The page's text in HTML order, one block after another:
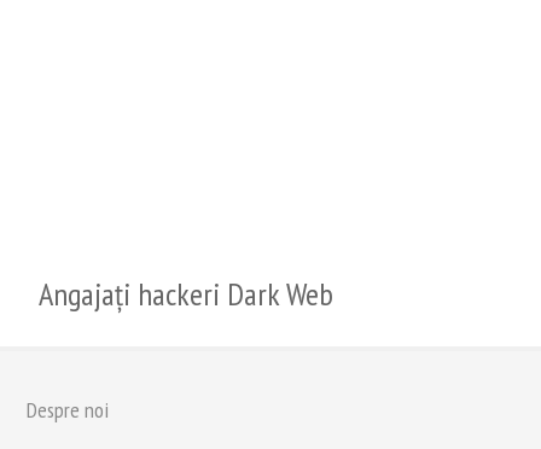
Angajați hackeri Dark Web
Despre noi